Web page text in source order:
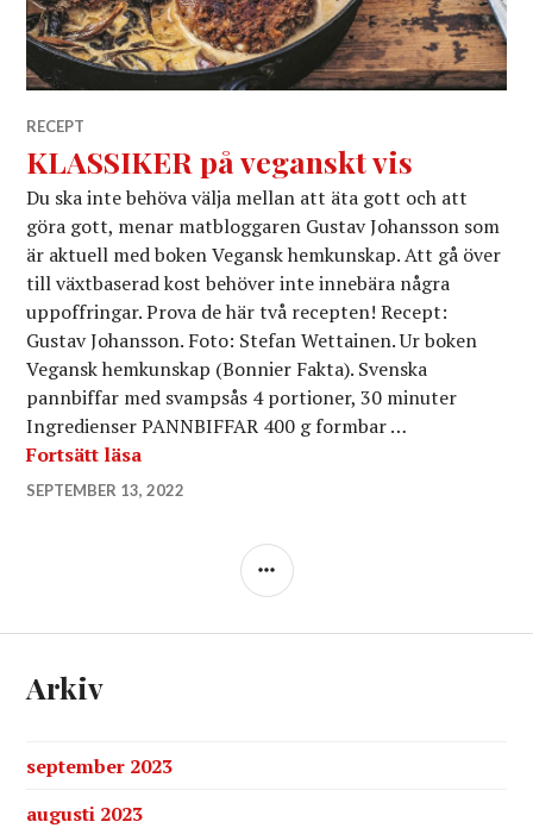
RECEPT
KLASSIKER på veganskt vis
Du ska inte behöva välja mellan att äta gott och att
göra gott, menar matbloggaren Gustav Johansson som
är aktuell med boken Vegansk hemkunskap. Att gå över
till växtbaserad kost behöver inte innebära några
uppoffringar. Prova de här två recepten! Recept:
Gustav Johansson. Foto: Stefan Wettainen. Ur boken
Vegansk hemkunskap (Bonnier Fakta). Svenska
pannbiffar med svampsås 4 portioner, 30 minuter
Ingredienser PANNBIFFAR 400 g formbar …
Fortsätt läsaKLASSIKER på veganskt vis
SEPTEMBER 13, 2022
SIDOPANEL
Arkiv
september 2023
augusti 2023